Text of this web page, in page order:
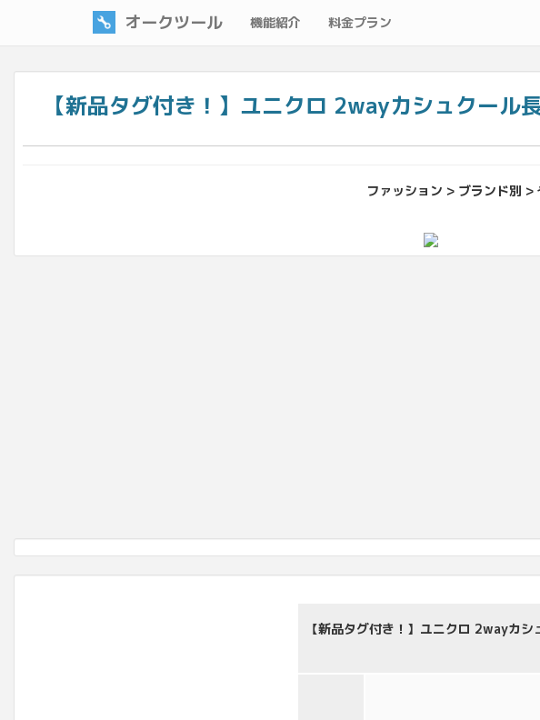
オークツール 機能紹介 料金プラン
【新品タグ付き！】ユニクロ 2wayカシュクー
ファッション > ブランド別
【新品タグ付き！】ユニクロ 2wayカ